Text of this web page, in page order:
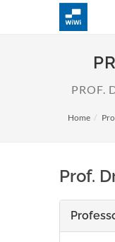
PROF.
Home
Prof.